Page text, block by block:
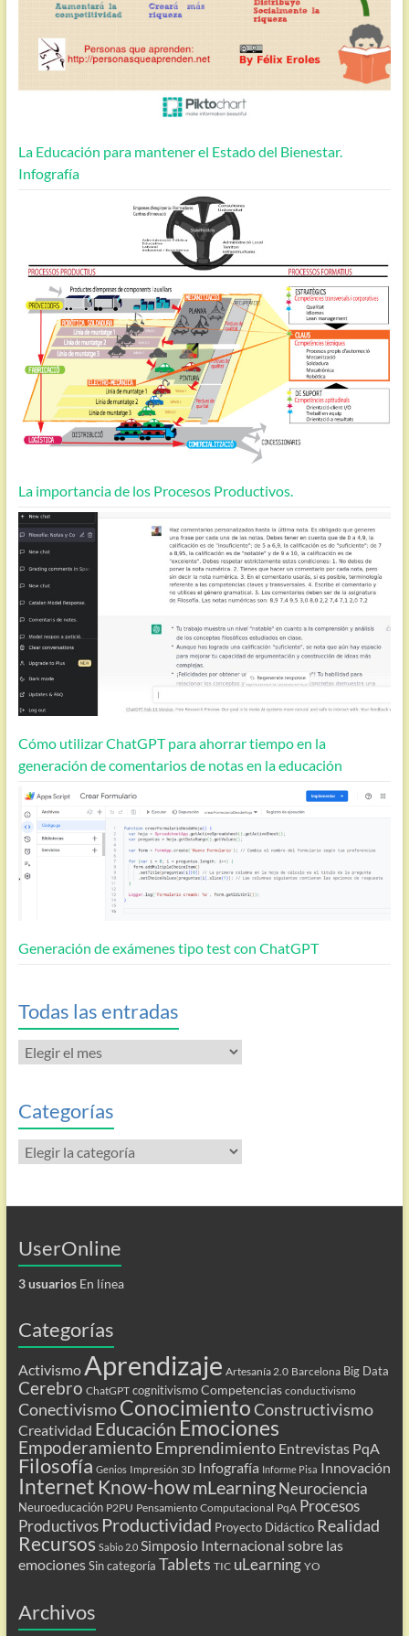
La Educación para mantener el Estado del Bienestar.
Infografía
La importancia de los Procesos Productivos.
Cómo utilizar ChatGPT para ahorrar tiempo en la
generación de comentarios de notas en la educación
Generación de exámenes tipo test con ChatGPT
Todas las entradas
Todas
las
Categorías
Categorías
UserOnline
3 usuariosEn línea
Categorías
Activismo Aprendizaje Artesanía 2.0 Barcelona Big Data
Cerebro ChatGPT cognitivismo Competencias conductivismo
ConectivismoConocimientoConstructivismo
Creatividad Educación Emociones
Empoderamiento Emprendimiento Entrevistas PqA
Filosofía Genios Impresión 3D Infografía Informe Pisa Innovación
Internet Know-howmLearning Neurociencia
Neuroeducación P2PU Pensamiento Computacional PqA Procesos
Productivos Productividad Proyecto Didáctico Realidad
Recursos Sabio 2.0 Simposio Internacional sobre las
emociones Sin categoría Tablets TIC uLearning YO
Archivos